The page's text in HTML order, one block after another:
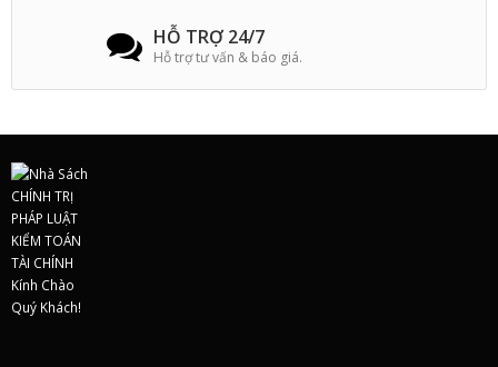
HỖ TRỢ 24/7
Hỗ trợ tư vấn & báo giá.